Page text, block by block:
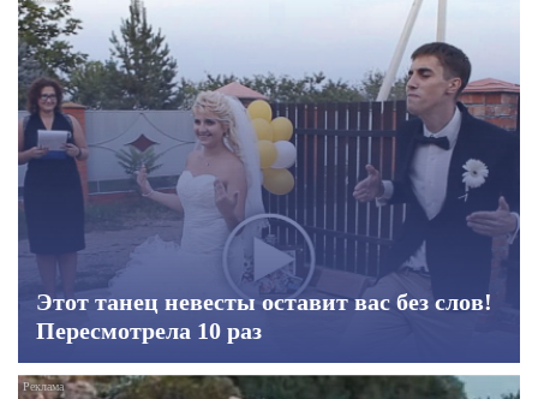
Этот танец невесты оставит вас без слов!
Пересмотрела 10 раз